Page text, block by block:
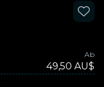
Ab
49,50 AU$